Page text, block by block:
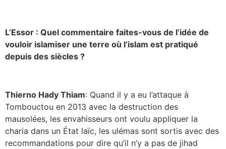
L’Essor : Quel commentaire faites-vous de l’idée de
vouloir islamiser une terre où l’islam est pratiqué
depuis des siècles ?
Thierno Hady Thiam: Quand il y a eu l’attaque à
Tombouctou en 2013 avec la destruction des
mausolées, les envahisseurs ont voulu appliquer la
charia dans un État laïc, les ulémas sont sortis avec des
recommandations pour dire qu’il n’y a pas de jihad